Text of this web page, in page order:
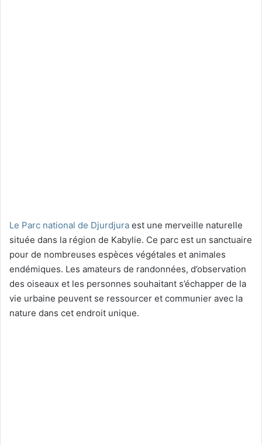
Le Parc national de Djurdjura est une merveille naturelle
située dans la région de Kabylie. Ce parc est un sanctuaire
pour de nombreuses espèces végétales et animales
endémiques. Les amateurs de randonnées, d’observation
des oiseaux et les personnes souhaitant s’échapper de la
vie urbaine peuvent se ressourcer et communier avec la
nature dans cet endroit unique.